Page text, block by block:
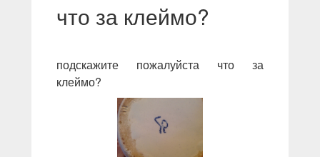
что за клеймо?
подскажите пожалуйста что за
клеймо?